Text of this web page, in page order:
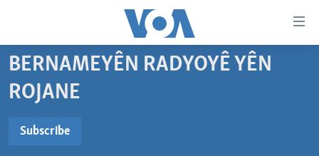
Yekser
here
naveroka
Yekser
NÛÇE
VÎDYO GALERÎ
HERÊMÊN KURDAN
BERNAMEYÊN RADYOYÊ YÊN
ROJANE
Subscribe